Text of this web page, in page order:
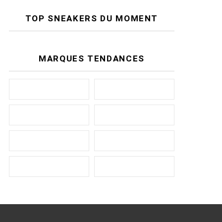
TOP SNEAKERS DU MOMENT
MARQUES TENDANCES